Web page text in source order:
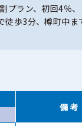
ラン、初回4％、
徒歩3分、樽町中ま
備 考